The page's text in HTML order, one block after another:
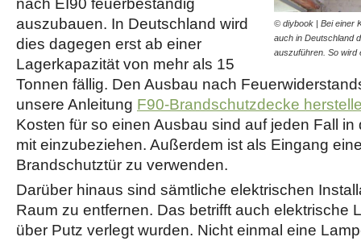
© diybook | Bei einer
auch in Deutschland
auszuführen. So
nach EI90 feuerbeständig
auszubauen. In Deutschland wird
dies dagegen erst ab einer
Lagerkapazität von mehr als 15
Tonnen fällig. Den Ausbau nach
unsere Anleitung F90-Brandschutzdecke
Kosten für so einen Ausbau sind auf jeden Fall in
mit einzubeziehen. Außerdem ist als Eingang
Brandschutztür zu verwenden.
Darüber hinaus sind sämtliche elektrischen
Raum zu entfernen. Das betrifft auch elektrische
über Putz verlegt wurden. Nicht einmal eine